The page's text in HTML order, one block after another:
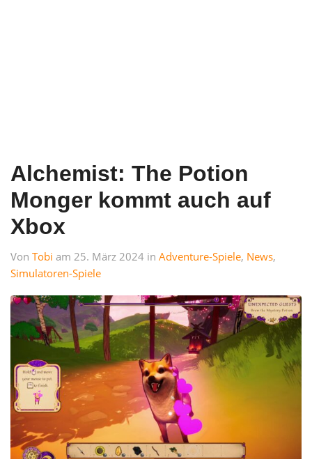
Alchemist: The Potion
Monger kommt auch auf
Xbox
Von Tobi am 25. März 2024 in Adventure-Spiele, News,
Simulatoren-Spiele